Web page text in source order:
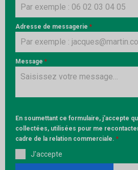
Adresse de messagerie *
Message *
En soumettant ce formulaire, j'accepte
collectées, utilisées pour me
cadre de la relation commerciale. *
J'accepte